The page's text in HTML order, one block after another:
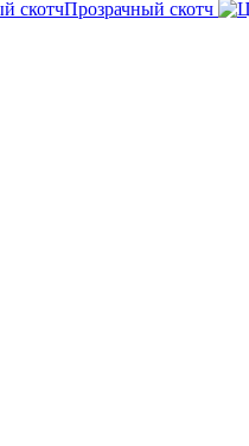
Прозрачный скотч